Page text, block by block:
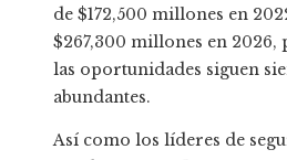
de $172,500 millones en
$267,300 millones en 2026,
las oportunidades siguen
abundantes.
Así como los líderes de